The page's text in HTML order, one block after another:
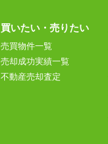
買いたい・売りたい
売買物件一覧
売却成功実績一覧
不動産売却査定